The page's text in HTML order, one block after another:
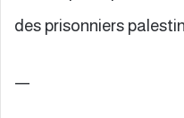
des prisonniers
—